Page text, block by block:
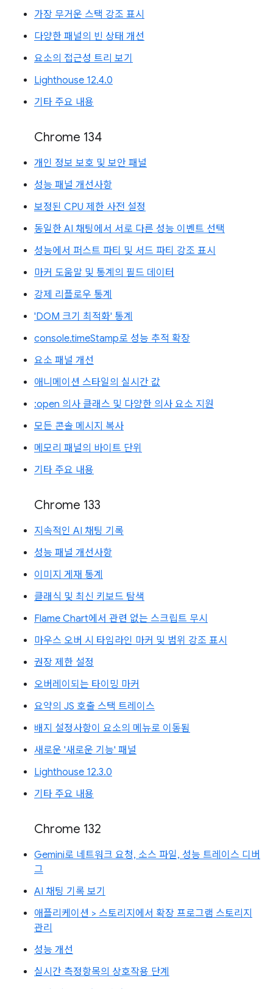
가장 무거운 스택 강조 표시
다양한 패널의 빈 상태 개선
요소의 접근성 트리 보기
Lighthouse 12.4.0
기타 주요 내용
Chrome 134
개인 정보 보호 및 보안 패널
성능 패널 개선사항
보정된 CPU 제한 사전 설정
동일한 AI 채팅에서 서로 다른 성능 이벤트 선택
성능에서 퍼스트 파티 및 서드 파티 강조 표시
마커 도움말 및 통계의 필드 데이터
강제 리플로우 통계
'DOM 크기 최적화' 통계
console.timeStamp로 성능 추적 확장
요소 패널 개선
애니메이션 스타일의 실시간 값
:open 의사 클래스 및 다양한 의사 요소 지원
모든 콘솔 메시지 복사
메모리 패널의 바이트 단위
기타 주요 내용
Chrome 133
지속적인 AI 채팅 기록
성능 패널 개선사항
이미지 게재 통계
클래식 및 최신 키보드 탐색
Flame Chart에서 관련 없는 스크립트 무시
마우스 오버 시 타임라인 마커 및 범위 강조 표시
권장 제한 설정
오버레이되는 타이밍 마커
요약의 JS 호출 스택 트레이스
배지 설정사항이 요소의 메뉴로 이동됨
새로운 '새로운 기능' 패널
Lighthouse 12.3.0
기타 주요 내용
Chrome 132
Gemini로 네트워크 요청, 소스 파일, 성능 트레이스 디버
그
AI 채팅 기록 보기
애플리케이션 > 스토리지에서 확장 프로그램 스토리지
관리
성능 개선
실시간 측정항목의 상호작용 단계